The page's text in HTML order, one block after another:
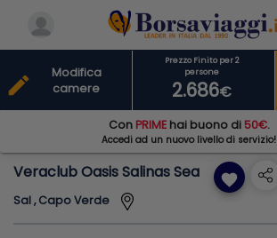
Veraclub Oasis Salinas Sea favorite
Sal , Capo Verde
Prezzo Finito per 2
persone
2.686€
edit
Modifica
camere
Con PRIMEhai buono di50€.
Accedi ad un nuovo livello di servizio!